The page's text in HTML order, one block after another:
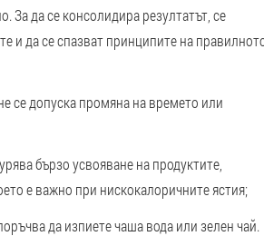
За да се консолидира резултатът, се
и да се спазват принципите на
се допуска промяна на времето или
бързо усвояване на продуктите,
е важно при нискокалоричните ястия;
да изпиете чаша вода или зелен чай.